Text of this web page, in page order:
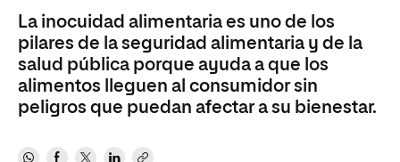
La inocuidad alimentaria es uno de los
pilares de la seguridad alimentaria y de la
salud pública porque ayuda a que los
alimentos lleguen al consumidor sin
peligros que puedan afectar a su bienestar.